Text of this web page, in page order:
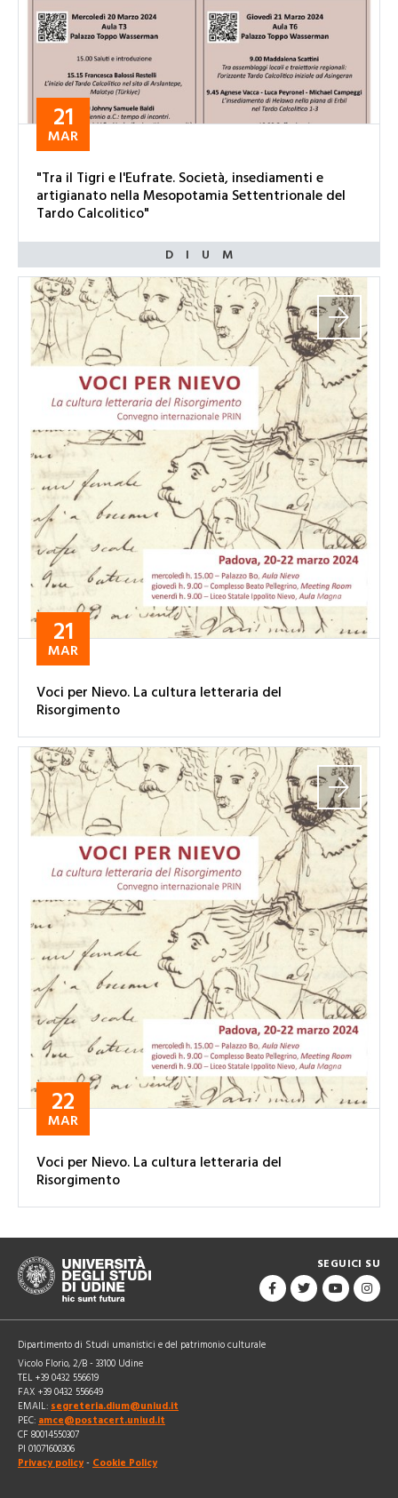
21
MAR
"Tra il Tigri e l'Eufrate. Società, insediamenti e
artigianato nella Mesopotamia Settentrionale del
Tardo Calcolitico"
21
MAR
Voci per Nievo. La cultura letteraria del
Risorgimento
22
MAR
Voci per Nievo. La cultura letteraria del
Risorgimento
SEGUICI SU
Dipartimento di Studi umanistici e del patrimonio culturale
Vicolo Florio, 2/B - 33100 Udine
TEL +39 0432 556619
FAX +39 0432 556649
EMAIL: segreteria.dium@uniud.it
PEC: amce@postacert.uniud.it
CF 80014550307
PI 01071600306
Privacy policy - Cookie Policy